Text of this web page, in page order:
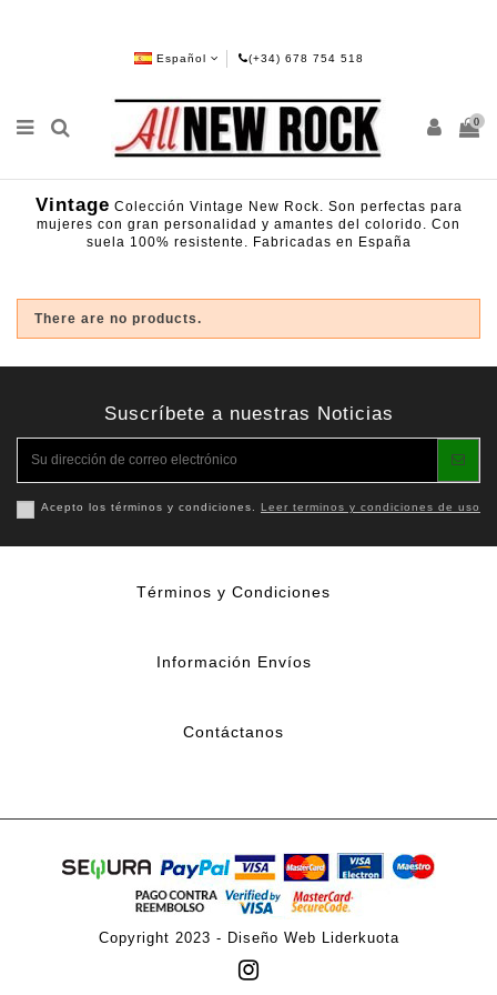
Español (+34) 678 754 518
0
Vintage Colección Vintage New Rock. Son perfectas para
mujeres con gran personalidad y amantes del colorido. Con
suela 100% resistente. Fabricadas en España
There are no products.
Suscríbete a nuestras Noticias
Acepto los términos y condiciones. Leer terminos y condiciones de uso
Términos y Condiciones
Información Envíos
Contáctanos
Copyright 2023 - Diseño Web Liderkuota